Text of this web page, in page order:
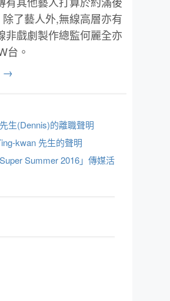
了藝人外,無線高層亦有
非戲劇製作總監何麗全亦
台。
→
生(Dennis)的離職聲明
kwan 先生的聲明
Summer 2016」傳媒活